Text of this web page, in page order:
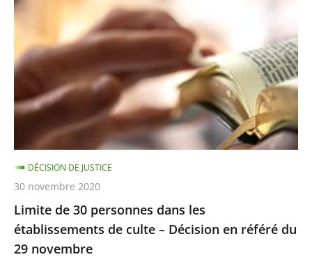
30
personnes
dans
les
établissements
de
culte
–
Décision
en
référé
du
29
Limite de 30 personnes dans les
établissements de culte – Décision en référé du
29 novembre
DÉCISION DE JUSTICE
30 novembre 2020